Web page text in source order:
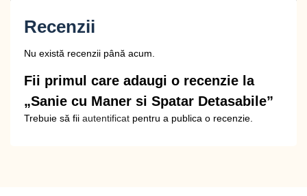
Recenzii
Nu există recenzii până acum.
Fii primul care adaugi o recenzie la
„Sanie cu Maner si Spatar Detasabile”
Trebuie să fii autentificat pentru a publica o recenzie.